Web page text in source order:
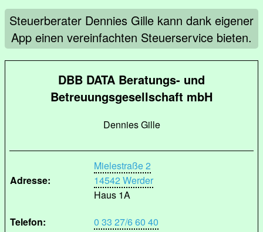
Steuerberater Dennies Gille kann dank eigener
App einen vereinfachten Steuerservice bieten.
DBB DATA Beratungs- und
Betreuungsgesellschaft mbH
Dennies Gille
Adresse:
Mielestraße 2
14542 Werder
Haus 1A
Telefon:
0 33 27/6 60 40